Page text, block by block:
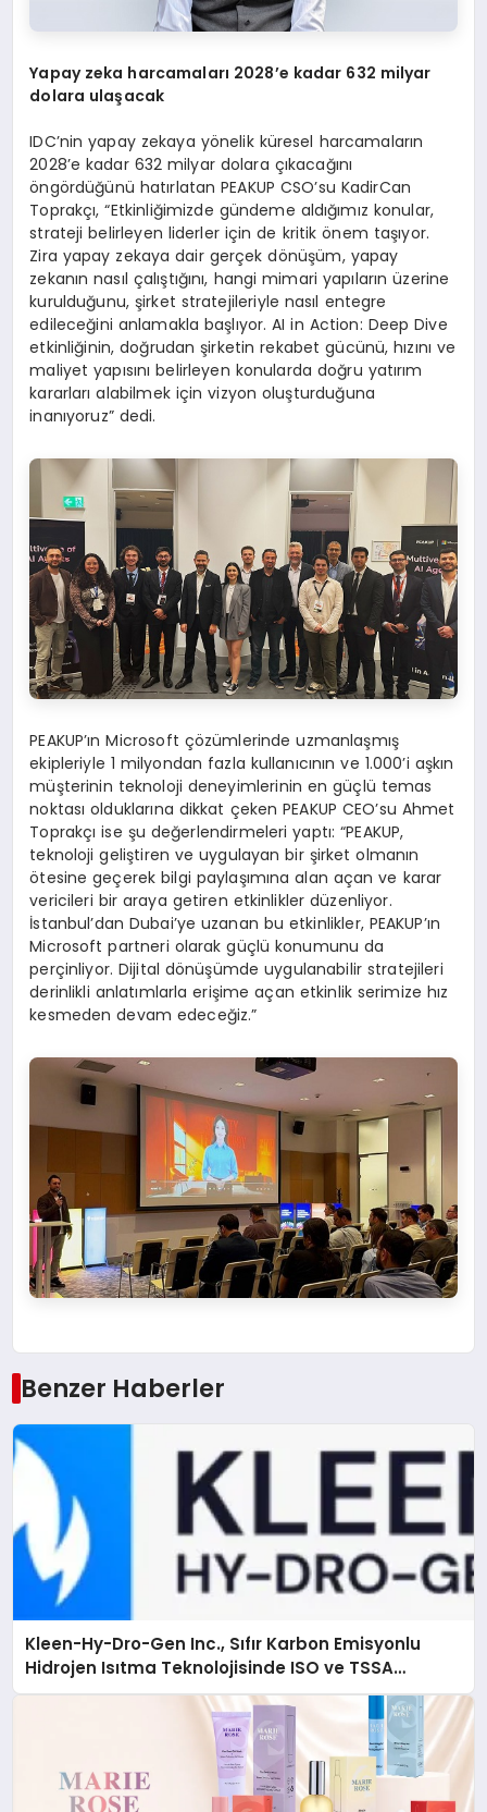
Yapay zeka harcamaları 2028’e kadar 632 milyar
dolara ulaşacak
IDC’nin yapay zekaya yönelik küresel harcamaların
2028’e kadar 632 milyar dolara çıkacağını
öngördüğünü hatırlatan PEAKUP CSO’su KadirCan
Toprakçı, “Etkinliğimizde gündeme aldığımız konular,
strateji belirleyen liderler için de kritik önem taşıyor.
Zira yapay zekaya dair gerçek dönüşüm, yapay
zekanın nasıl çalıştığını, hangi mimari yapıların üzerine
kurulduğunu, şirket stratejileriyle nasıl entegre
edileceğini anlamakla başlıyor. AI in Action: Deep Dive
etkinliğinin, doğrudan şirketin rekabet gücünü, hızını ve
maliyet yapısını belirleyen konularda doğru yatırım
kararları alabilmek için vizyon oluşturduğuna
inanıyoruz” dedi.
PEAKUP’ın Microsoft çözümlerinde uzmanlaşmış
ekipleriyle 1 milyondan fazla kullanıcının ve 1.000’i aşkın
müşterinin teknoloji deneyimlerinin en güçlü temas
noktası olduklarına dikkat çeken PEAKUP CEO’su Ahmet
Toprakçı ise şu değerlendirmeleri yaptı: “PEAKUP,
teknoloji geliştiren ve uygulayan bir şirket olmanın
ötesine geçerek bilgi paylaşımına alan açan ve karar
vericileri bir araya getiren etkinlikler düzenliyor.
İstanbul’dan Dubai’ye uzanan bu etkinlikler, PEAKUP’ın
Microsoft partneri olarak güçlü konumunu da
perçinliyor. Dijital dönüşümde uygulanabilir stratejileri
derinlikli anlatımlarla erişime açan etkinlik serimize hız
kesmeden devam edeceğiz.”
Benzer Haberler
Kleen-Hy-Dro-Gen Inc., Sıfır Karbon Emisyonlu
Hidrojen Isıtma Teknolojisinde ISO ve TSSA
Düzenleyici Onaylarını Aldı